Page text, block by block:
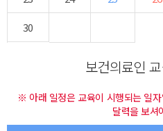
30
보건의료인
※ 아래 일정은 교육이 시행되는 일
달력을 보셔